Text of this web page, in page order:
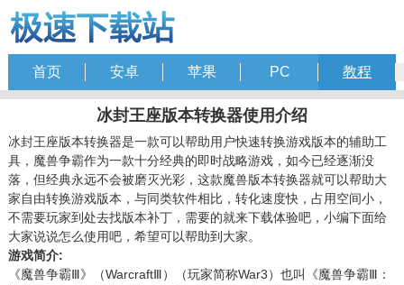
首页 安卓 苹果 PC 教程
冰封王座版本转换器使用介绍
冰封王座版本转换器是一款可以帮助用户快速转换游戏版本的辅助工
具，魔兽争霸作为一款十分经典的即时战略游戏，如今已经逐渐没
落，但经典永远不会被磨灭光彩，这款魔兽版本转换器就可以帮助大
家自由转换游戏版本，与同类软件相比，转化速度快，占用空间小，
不需要玩家到处去找版本补丁，需要的就来下载体验吧，小编下面给
大家说说怎么使用吧，希望可以帮助到大家。
游戏简介:
《魔兽争霸Ⅲ》（WarcraftⅢ）（玩家简称War3）也叫《魔兽争霸Ⅲ：